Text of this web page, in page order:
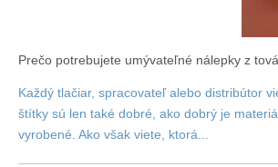
Prečo potrebujete umývateľné nálepky z
Každý tlačiar, spracovateľ alebo distribútor
štítky sú len také dobré, ako dobrý je
vyrobené. Ako však viete, ktorá...